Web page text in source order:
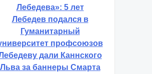
Лебедева»: 5 лет
Лебедев подался в
Гуманитарный
профсоюзов
дали Каннского
Льва за баннеры Смарта